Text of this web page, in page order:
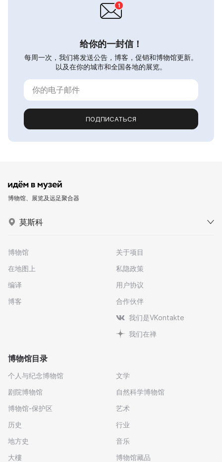
给你的一封信！
每周一次，我们将发送公告，博客，促销和博物馆更新。
以及在你的城市和全国各地的展览。
ПОДПИСАТЬСЯ
博物馆、展览及远足聚合器
莫斯科
博物馆
在地图上
编译
博客
关于项目
私隐政策
用户协议
合作伙伴
我们是VKontakte
我们在禅
博物馆目录
个人与纪念博物馆
剧院博物馆
博物馆-保护区
历史
地方史
大樓
文学
自然科学博物馆
艺术
行业
音乐
博物馆藏品